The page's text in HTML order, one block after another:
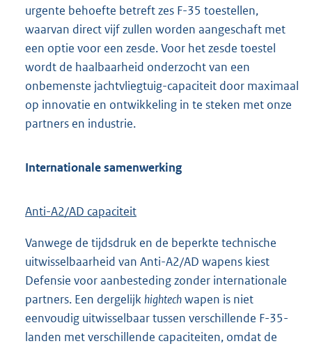
urgente behoefte betreft zes F-35 toestellen,
waarvan direct vijf zullen worden aangeschaft met
een optie voor een zesde. Voor het zesde toestel
wordt de haalbaarheid onderzocht van een
onbemenste jachtvliegtuig-capaciteit door maximaal
op innovatie en ontwikkeling in te steken met onze
partners en industrie.
Internationale samenwerking
Anti-A2/AD capaciteit
Vanwege de tijdsdruk en de beperkte technische
uitwisselbaarheid van Anti-A2/AD wapens kiest
Defensie voor aanbesteding zonder internationale
partners. Een dergelijk hightechwapen is niet
eenvoudig uitwisselbaar tussen verschillende F-35-
landen met verschillende capaciteiten, omdat de